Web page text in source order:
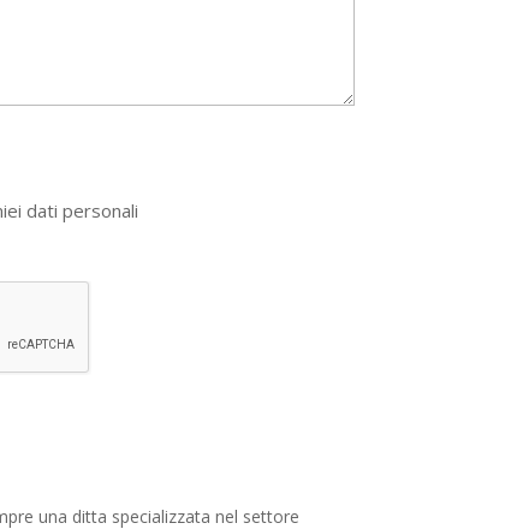
dati personali
una ditta specializzata nel settore